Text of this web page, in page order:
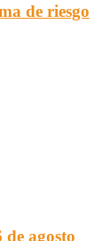
de riesgo
de agosto